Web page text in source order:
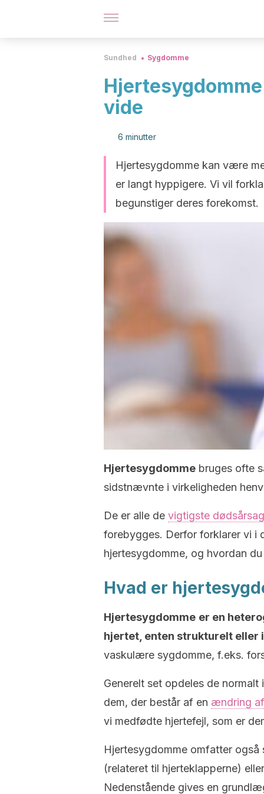
Sundhed Sygdomme
vide
6 minutter
Hjertesygdomme kan være
er langt hyppigere. Vi vil
begunstiger deres forekomst.
Hjertesygdomme bruges ofte
sidstnævnte i virkeligheden
De er alle de vigtigste
forebygges. Derfor forklarer vi i
hjertesygdomme, og hvordan
Hvad er
Hjertesygdomme er en
hjertet, enten strukturelt eller
vaskulære sygdomme, f.eks.
Generelt set opdeles de
dem, der består af en ændring
vi medfødte hjertefejl, som er
Hjertesygdomme omfatter også
(relateret til hjerteklapperne)
Nedenstående gives en